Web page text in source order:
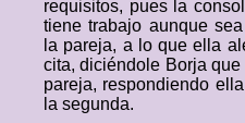
requisitos, pues la
tiene trabajo aunque
la pareja, a lo que ella
cita, diciéndole Borja
pareja, respondiendo
la segunda.